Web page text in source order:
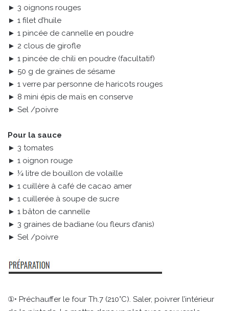
► 3 oignons rouges
► 1 filet d’huile
► 1 pincée de cannelle en poudre
► 2 clous de girofle
► 1 pincée de chili en poudre (facultatif)
► 50 g de graines de sésame
► 1 verre par personne de haricots rouges
► 8 mini épis de maïs en conserve
► Sel /poivre
Pour la sauce
► 3 tomates
► 1 oignon rouge
► ¼ litre de bouillon de volaille
► 1 cuillère à café de cacao amer
► 1 cuillerée à soupe de sucre
► 1 bâton de cannelle
► 3 graines de badiane (ou fleurs d’anis)
► Sel /poivre
①• Préchauffer le four Th.7 (210°C). Saler, poivrer l’intérieur